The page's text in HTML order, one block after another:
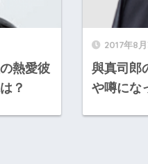
熱愛彼
？
2017年8月
與真司郎
や噂にな